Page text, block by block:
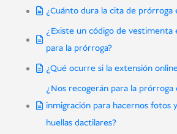
¿Cuánto dura la cita de prórroga
¿Existe un código de vestimenta
para la prórroga?
¿Qué ocurre si la extensión
¿Nos recogerán para la prórroga
inmigración para hacernos fotos
huellas dactilares?